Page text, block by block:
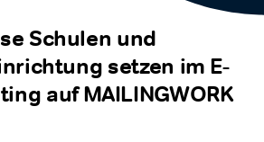
Schulen und
setzen im E-
auf MAILINGWORK